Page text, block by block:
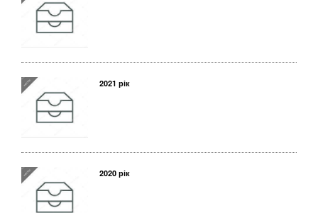
2021 рік
2020 рік